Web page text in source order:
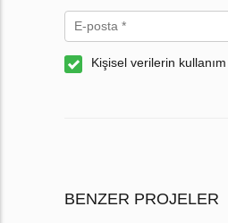
Kişisel verilerin
BENZER PROJELER